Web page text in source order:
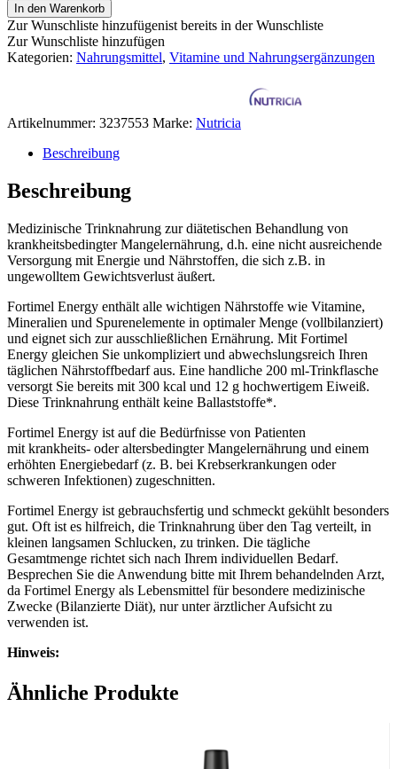
In den Warenkorb
Zur Wunschliste hinzufügenist bereits in der Wunschliste
Zur Wunschliste hinzufügen
Kategorien: Nahrungsmittel, Vitamine und Nahrungsergänzungen
Artikelnummer: 3237553 Marke: Nutricia
Beschreibung
Beschreibung
Medizinische Trinknahrung zur diätetischen Behandlung von
krankheitsbedingter Mangelernährung, d.h. eine nicht ausreichende
Versorgung mit Energie und Nährstoffen, die sich z.B. in
ungewolltem Gewichtsverlust äußert.
Fortimel Energy enthält alle wichtigen Nährstoffe wie Vitamine,
Mineralien und Spurenelemente in optimaler Menge (vollbilanziert)
und eignet sich zur ausschließlichen Ernährung. Mit Fortimel
Energy gleichen Sie unkompliziert und abwechslungsreich Ihren
täglichen Nährstoffbedarf aus. Eine handliche 200 ml-Trinkflasche
versorgt Sie bereits mit 300 kcal und 12 g hochwertigem Eiweiß.
Diese Trinknahrung enthält keine Ballaststoffe*.
Fortimel Energy ist auf die Bedürfnisse von Patienten
mit krankheits- oder altersbedingter Mangelernährung und einem
erhöhten Energiebedarf (z. B. bei Krebserkrankungen oder
schweren Infektionen) zugeschnitten.
Fortimel Energy ist gebrauchsfertig und schmeckt gekühlt besonders
gut. Oft ist es hilfreich, die Trinknahrung über den Tag verteilt, in
kleinen langsamen Schlucken, zu trinken. Die tägliche
Gesamtmenge richtet sich nach Ihrem individuellen Bedarf.
Besprechen Sie die Anwendung bitte mit Ihrem behandelnden Arzt,
da Fortimel Energy als Lebensmittel für besondere medizinische
Zwecke (Bilanzierte Diät), nur unter ärztlicher Aufsicht zu
verwenden ist.
Hinweis:
Nicht geeignet für Kinder unter 3 Jahren.
Bei Kindern von 3 – 6 Jahren mit besonderer Vorsicht anwenden.
Ähnliche Produkte